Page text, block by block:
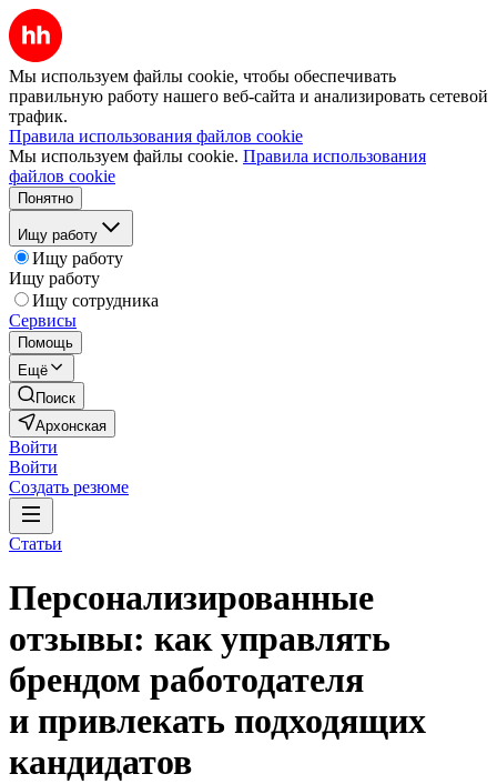
Мы используем файлы cookie, чтобы обеспечивать
правильную работу нашего веб-сайта и анализировать сетевой
трафик.
Правила использования файлов cookie
Мы используем файлы cookie. Правила использования
файлов cookie
Понятно
Ищу работу
Ищу работу
Ищу работу
Ищу сотрудника
Сервисы
Помощь
Ещё
Поиск
Архонская
Войти
Войти
Создать резюме
Статьи
Персонализированные
отзывы: как управлять
брендом работодателя
и привлекать подходящих
кандидатов